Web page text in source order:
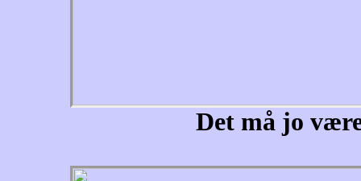
Det må jo